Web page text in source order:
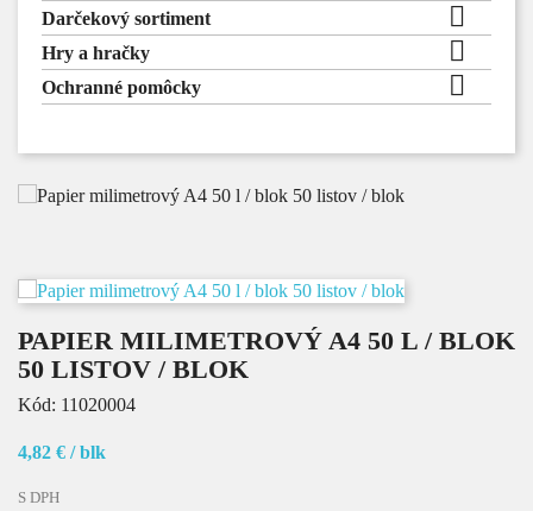
Darčekový sortiment 
Hry a hračky 
Ochranné pomôcky 
PAPIER MILIMETROVÝ A4 50 L / BLOK
50 LISTOV / BLOK
Kód: 11020004
4,82 € / blk
S DPH